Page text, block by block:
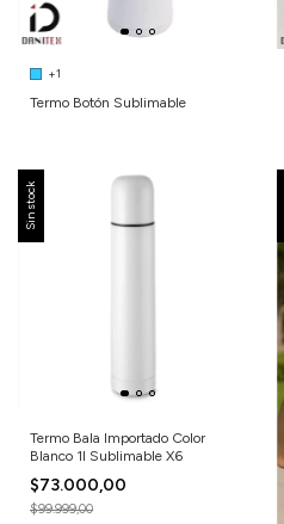
+1
Termo Botón Sublimable
Sin stock
Termo Bala Importado Color
Blanco 1l Sublimable X6
$73.000,00
$99.999,00